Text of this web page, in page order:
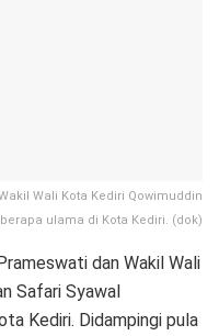
Wali Kota Kediri Qowimuddin
ulama di Kota Kediri. (dok)
dan Wakil Wali
Safari Syawal
Kediri. Didampingi pula